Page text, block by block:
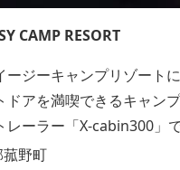
CAMP RESORT
ジーキャンプリゾートに
ドアを満喫できるキャン
レーラー「X-cabin300」
しめるX-cabinトレーラ
野町